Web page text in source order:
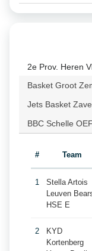
2e Prov. Heren
Basket Groot
Jets Basket
BBC Schelle
# Team
1
Stella Artois
Leuven
HSE E
2
KYD
Kortenberg